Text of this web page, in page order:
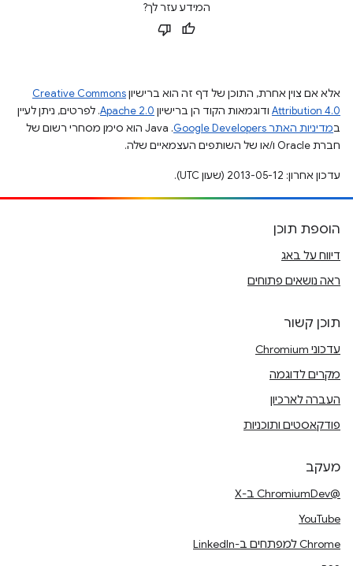
המידע עזר לך?
אלא אם צוין אחרת, התוכן של דף זה הוא ברישיוןCreative Commons
Attribution 4.0 ודוגמאות הקוד הן ברישיון Apache 2.0. לפרטים, ניתן לעיין
במדיניות האתר Google Developers‏
.‏ Java הוא סימן מסחרי רשום של
חברת Oracle ו/או של השותפים העצמאיים שלה.
עדכון אחרון: 2013-05-12 (שעון UTC).
הוספת תוכן
דיווח על באג
ראה נושאים פתוחים
תוכן קשור
עדכוני Chromium
מקרים לדוגמה
העברה לארכיון
פודקאסטים ותוכניות
מעקב
@ChromiumDev ב-X
YouTube
Chrome למפתחים ב-LinkedIn